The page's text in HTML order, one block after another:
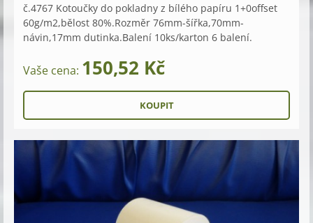
č.4767 Kotoučky do pokladny z bílého papíru 1+0offset
60g/m2,bělost 80%.Rozměr 76mm-šířka,70mm-
návin,17mm dutinka.Balení 10ks/karton 6 balení.
Vaše cena: 150,52 Kč